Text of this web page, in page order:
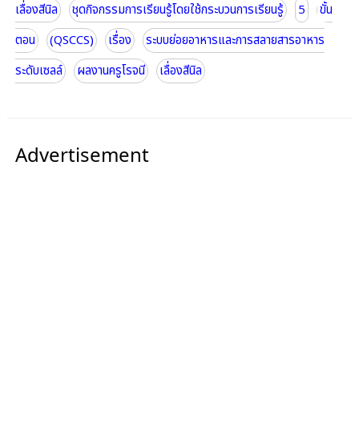
เลื่องสีนิล
ชุดกิจกรรมการเรียนรู้โดยใช้กระบวนการเรียนรู้ 5
ขั้น
ตอน
(QSCCS) เรื่อง
ระบบย่อยอาหารและการสลายสารอาหาร
ระดับเซลล์
ผลงานครูโรจนี เลื่องสีนิล
Advertisement